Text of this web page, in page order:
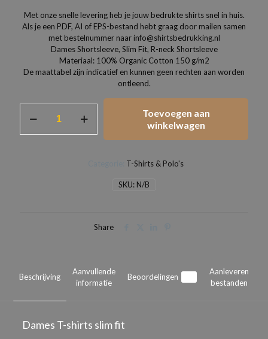
Met onze snelle levering heb je jouw bedrukte shirts snel in huis.
Als je een PDF, AI of EPS-bestand hebt graag door mailen samen
met bestelnummer naar info@shirtsbedrukking.nl
Dames Shortsleeve, Slim Fit, R-neck Shortsleeve
Materiaal: 100% Organic Cotton 150 g/m2
De maattabel zijn indicatief en kunnen geen rechten aan worden
ontleend.
Toevoegen aan
winkelwagen
SKU:N/B
T-Shirts & Polo's
Share
Beschrijving
Aanvullende
informatie
Beoordelingen
Aanleveren
bestanden
Dames T-shirts slim fit